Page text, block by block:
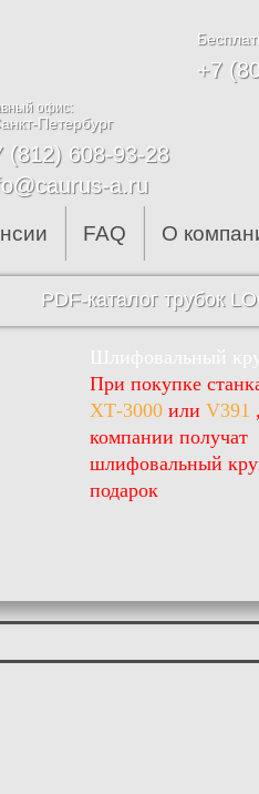
+7
офис:
Петербург
(812) 608-93-28
a.ru
FAQ О
PDF-каталог трубок
Шлифовальный
При покупке
ХТ-3000 или V391
компании получат
шлифовальный
подарок